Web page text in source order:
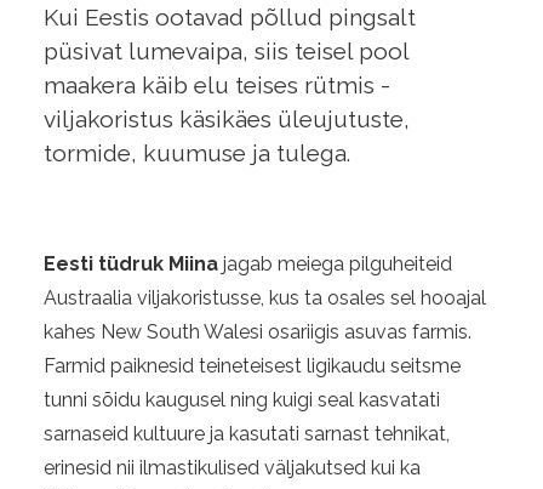
Kui Eestis ootavad põllud pingsalt
püsivat lumevaipa, siis teisel pool
maakera käib elu teises rütmis -
viljakoristus käsikäes üleujutuste,
tormide, kuumuse ja tulega.
Eesti tüdruk Miina jagab meiega pilguheiteid
Austraalia viljakoristusse, kus ta osales sel hooajal
kahes New South Walesi osariigis asuvas farmis.
Farmid paiknesid teineteisest ligikaudu seitsme
tunni sõidu kaugusel ning kuigi seal kasvatati
sarnaseid kultuure ja kasutati sarnast tehnikat,
erinesid nii ilmastikulised väljakutsed kui ka